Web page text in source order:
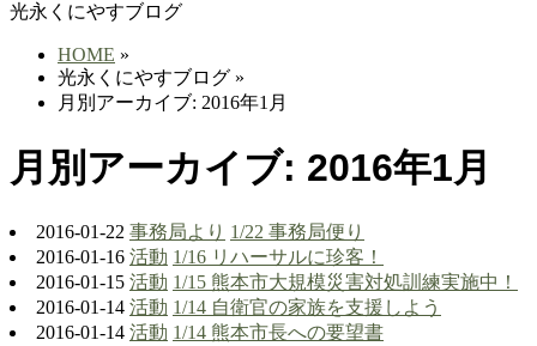
光永くにやすブログ
HOME »
光永くにやすブログ »
月別アーカイブ: 2016年1月
月別アーカイブ: 2016年1月
2016-01-22 事務局より 1/22 事務局便り
2016-01-16 活動 1/16 リハーサルに珍客！
2016-01-15 活動 1/15 熊本市大規模災害対処訓練実施中！
2016-01-14 活動 1/14 自衛官の家族を支援しよう
2016-01-14 活動 1/14 熊本市長への要望書